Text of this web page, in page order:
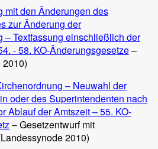
mit den Änderungen des
zur Änderung der
– Textfassung einschließlich der
- 58. KO-Änderungsgesetze–
– Neuwahl der
oder des Superintendenten nach
Ablauf der Amtszeit – 55. KO-
– Gesetzentwurf mit
2010)